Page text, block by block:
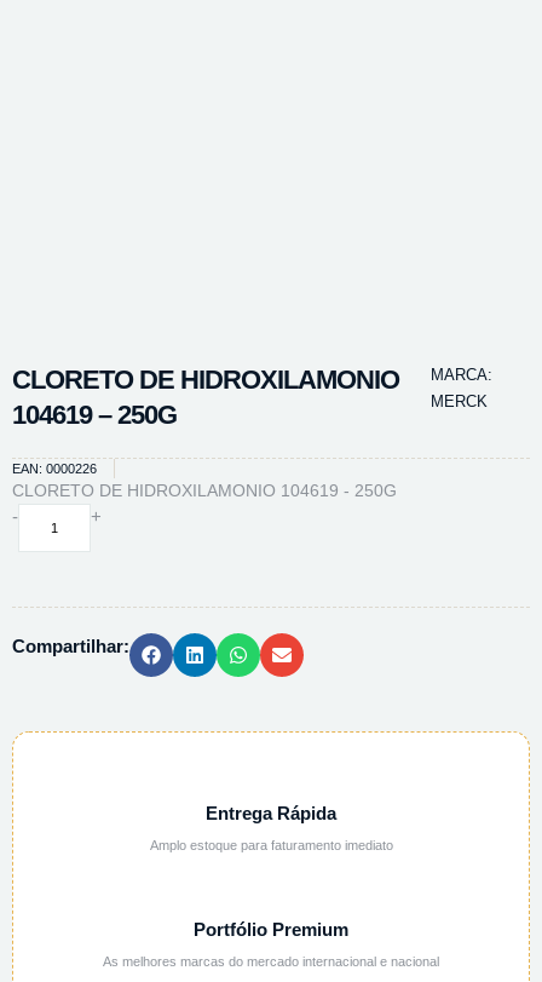
CLORETO DE HIDROXILAMONIO
104619 – 250G
MARCA:
MERCK
EAN: 0000226
CLORETO DE HIDROXILAMONIO 104619 - 250G
-
CLORETO
250G
+
Compartilhar:
Entrega Rápida
Amplo estoque para faturamento imediato
Portfólio Premium
As melhores marcas do mercado internacional e nacional